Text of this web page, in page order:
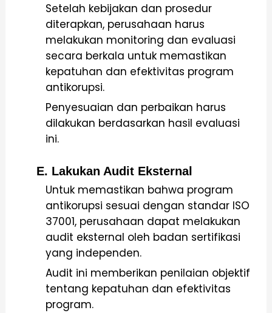
Setelah kebijakan dan prosedur
diterapkan, perusahaan harus
melakukan monitoring dan evaluasi
secara berkala untuk memastikan
kepatuhan dan efektivitas program
antikorupsi.
Penyesuaian dan perbaikan harus
dilakukan berdasarkan hasil evaluasi
ini.
E. Lakukan Audit Eksternal
Untuk memastikan bahwa program
antikorupsi sesuai dengan standar ISO
37001, perusahaan dapat melakukan
audit eksternal oleh badan sertifikasi
yang independen.
Audit ini memberikan penilaian objektif
tentang kepatuhan dan efektivitas
program.